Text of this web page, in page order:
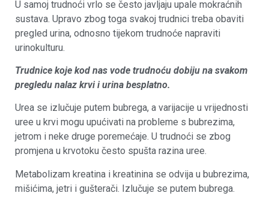
U samoj trudnoći vrlo se često javljaju upale mokraćnih
sustava. Upravo zbog toga svakoj trudnici treba obaviti
pregled urina, odnosno tijekom trudnoće napraviti
urinokulturu.
Trudnice koje kod nas vode trudnoću dobiju na svakom
pregledu nalaz krvi i urina besplatno.
Urea se izlučuje putem bubrega, a varijacije u vrijednosti
uree u krvi mogu upućivati na probleme s bubrezima,
jetrom i neke druge poremećaje. U trudnoći se zbog
promjena u krvotoku često spušta razina uree.
Metabolizam kreatina i kreatinina se odvija u bubrezima,
mišićima, jetri i gušterači. Izlučuje se putem bubrega.